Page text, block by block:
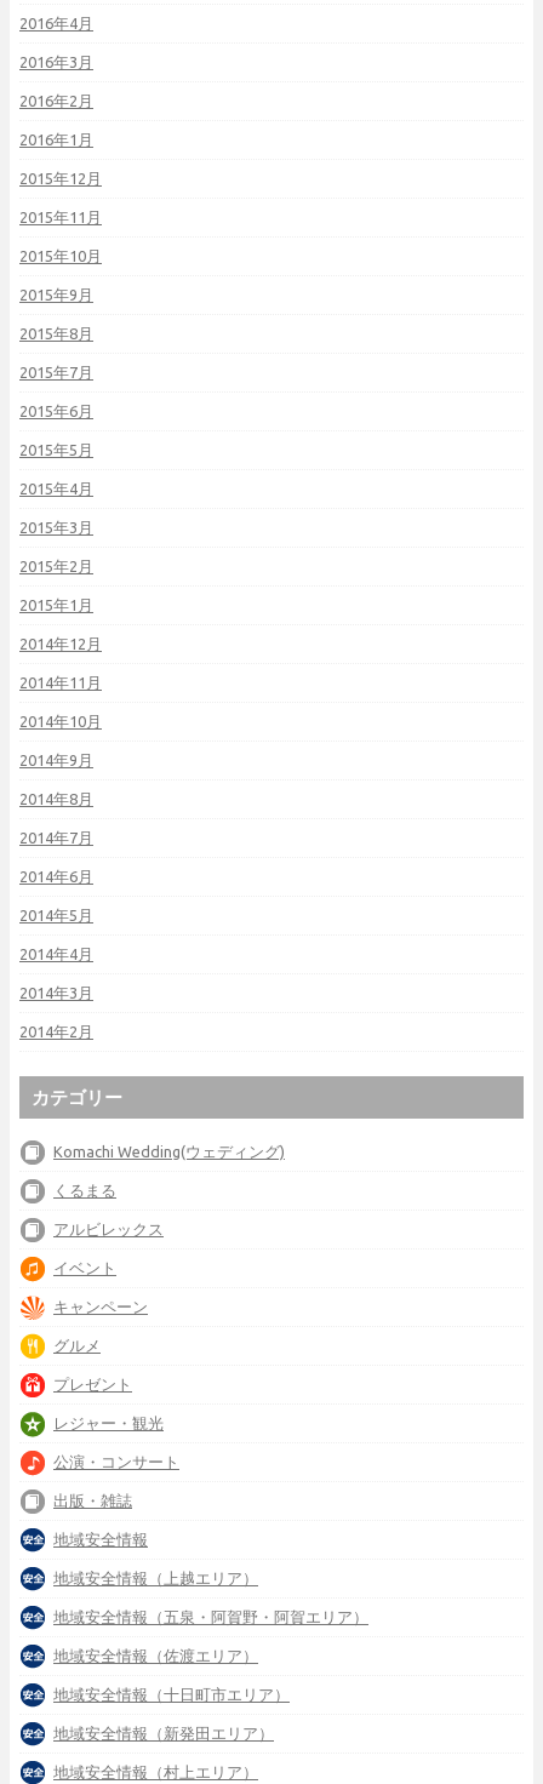
2016年4月
2016年3月
2016年2月
2016年1月
2015年12月
2015年11月
2015年10月
2015年9月
2015年8月
2015年7月
2015年6月
2015年5月
2015年4月
2015年3月
2015年2月
2015年1月
2014年12月
2014年11月
2014年10月
2014年9月
2014年8月
2014年7月
2014年6月
2014年5月
2014年4月
2014年3月
2014年2月
カテゴリー
Komachi Wedding(ウェディング)
くるまる
アルビレックス
イベント
キャンペーン
グルメ
プレゼント
レジャー・観光
公演・コンサート
出版・雑誌
地域安全情報
地域安全情報（上越エリア）
地域安全情報（五泉・阿賀野・阿賀エリア）
地域安全情報（佐渡エリア）
地域安全情報（十日町市エリア）
地域安全情報（新発田エリア）
地域安全情報（村上エリア）